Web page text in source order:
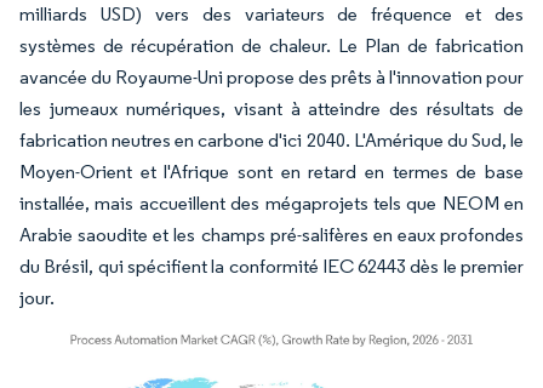
milliards USD) vers des variateurs de fréquence et des
systèmes de récupération de chaleur. Le Plan de fabrication
avancée du Royaume-Uni propose des prêts à l'innovation pour
les jumeaux numériques, visant à atteindre des résultats de
fabrication neutres en carbone d'ici 2040. L'Amérique du Sud, le
Moyen-Orient et l'Afrique sont en retard en termes de base
installée, mais accueillent des mégaprojets tels que NEOM en
Arabie saoudite et les champs pré-salifères en eaux profondes
du Brésil, qui spécifient la conformité IEC 62443 dès le premier
jour.